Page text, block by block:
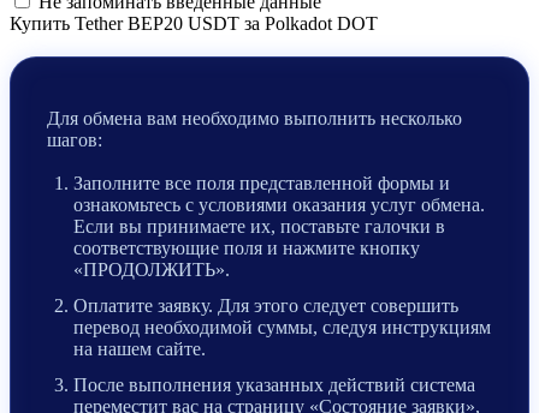
Купить Tether BEP20 USDT за Polkadot DOT
Для обмена вам необходимо выполнить несколько
шагов:
Заполните все поля представленной формы и
ознакомьтесь с условиями оказания услуг обмена.
Если вы принимаете их, поставьте галочки в
соответствующие поля и нажмите кнопку
«ПРОДОЛЖИТЬ».
Оплатите заявку. Для этого следует совершить
перевод необходимой суммы, следуя инструкциям
на нашем сайте.
После выполнения указанных действий система
переместит вас на страницу «Состояние заявки»,